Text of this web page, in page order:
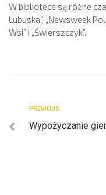
W bibliotece są różne
Lubuska”, „Newsweek
Wsi” i „Świerszczyk”.
PREVIOUS
Wypożyczanie